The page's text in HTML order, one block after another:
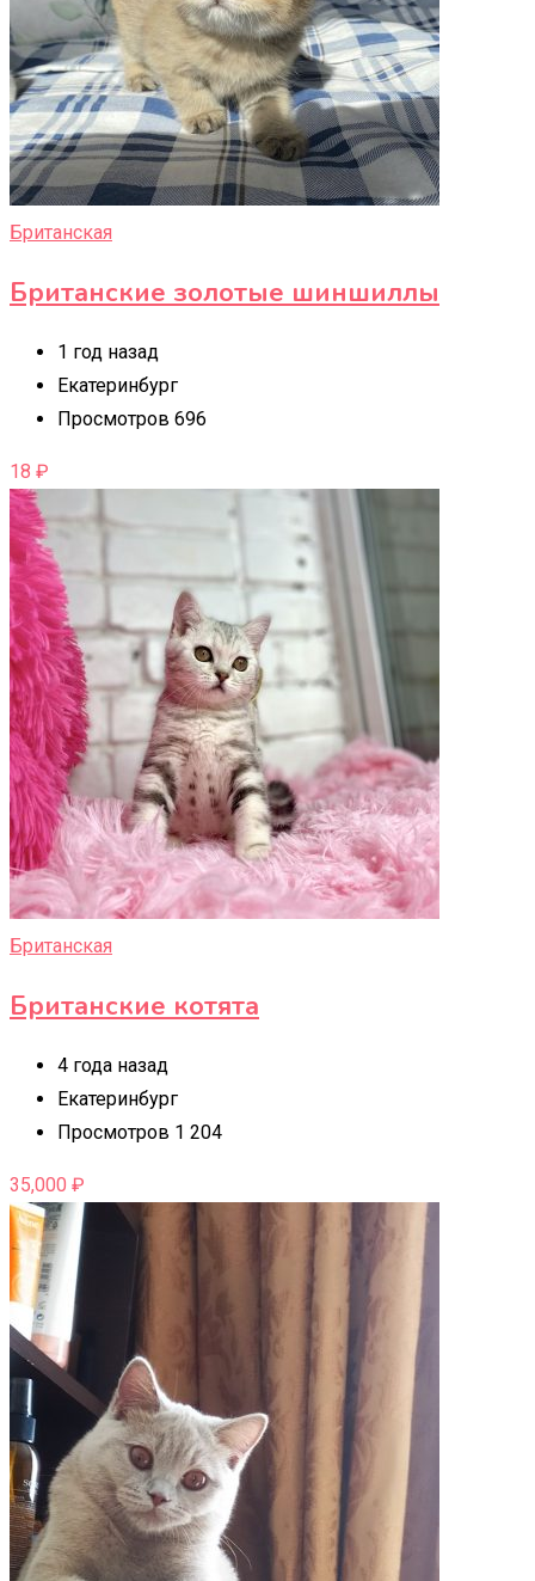
Британская
Британские золотые шиншиллы
1 год назад
Екатеринбург
Просмотров 696
18 ₽
Британская
Британские котята
4 года назад
Екатеринбург
Просмотров 1 204
35,000 ₽